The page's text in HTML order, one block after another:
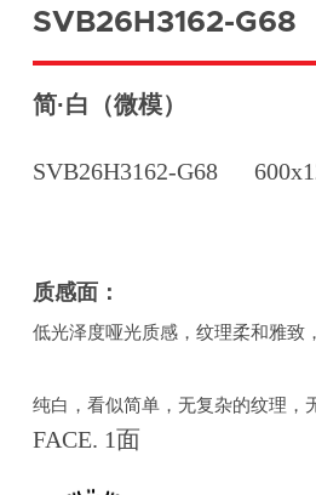
SVB26H3162-G68
简·白（微模）
SVB26H3162-G68
质感面：
低光泽度哑光质感，纹理柔和雅致
纯白，看似简单，无复杂的纹理，
FACE. 1面